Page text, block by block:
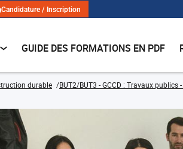
Candidature / Inscription
GUIDE DES FORMATIONS EN PDF
durable BUT2/BUT3 - GCCD : Travaux publics